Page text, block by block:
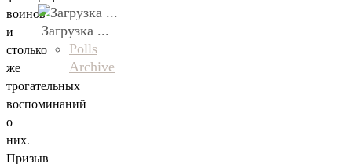
воинов
и
столько
же
трогательных
воспоминаний
о
них.
Призыв
Загрузка ...
Polls
Archive